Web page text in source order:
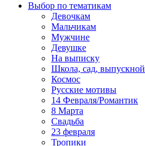
Выбор по тематикам
Девочкам
Мальчикам
Мужчине
Девушке
На выписку
Школа, сад, выпускной
Космос
Русские мотивы
14 Февраля/Романтик
8 Марта
Свадьба
23 февраля
Тропики